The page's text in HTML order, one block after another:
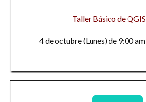
Taller Básico de QGIS
4 de octubre (Lunes) de 9:00